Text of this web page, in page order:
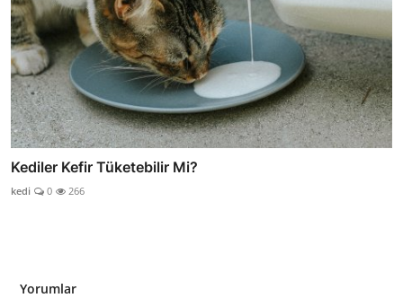
Kediler Kefir Tüketebilir Mi?
kedi 0 266
Yorumlar